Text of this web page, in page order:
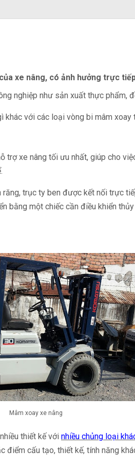
xe nâng, có ảnh hưởng trực
nghiệp như sản xuất thực phẩm,
với các loại vòng bi mâm
xe nâng tối ưu nhất, giúp cho
trục ty ben được kết nối trực
bằng một chiếc cần điều khiển
Mâm xoay xe nâng
thiết kế với nhiều chủng loại
điểm cấu tạo, thiết kế, tính năng